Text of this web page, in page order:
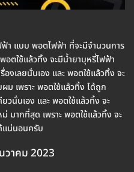
ฟ้า แบบ พอตไฟฟ้า ที่จะมีจำนวนการ
อตใช้แล้วทิ้ง จะมีน้ำยาบุหรี่ไฟฟ้า
งเลยนั่นเอง และ พอตใช้แล้วทิ้ง จะ
ม เพราะ พอตใช้แล้วทิ้ง ได้ถูก
วนั่นเอง และ พอตใช้แล้วทิ้ง จะ
มากที่สุด เพราะ พอตใช้แล้วทิ้ง จะ
แน่นอนครับ
วาคม 2023